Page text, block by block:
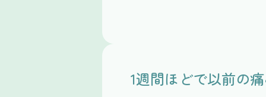
1週間ほどで以前の